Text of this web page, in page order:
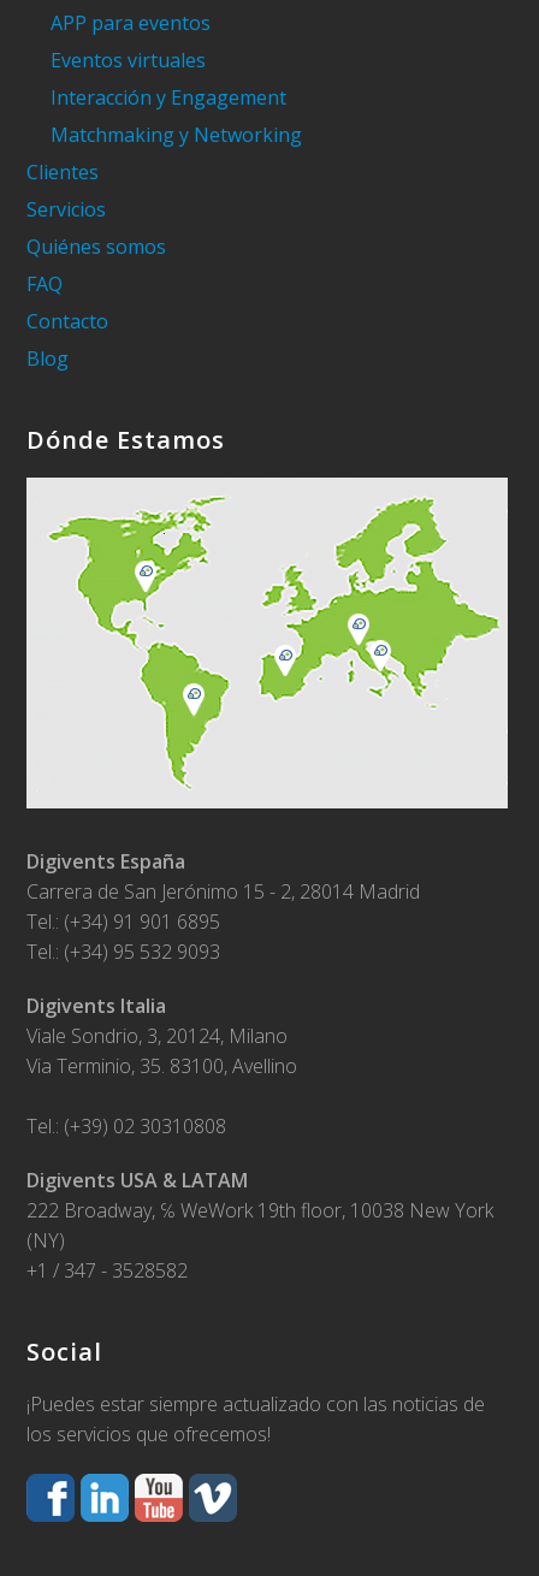
APP para eventos
Eventos virtuales
Interacción y Engagement
Matchmaking y Networking
Clientes
Servicios
Quiénes somos
FAQ
Contacto
Blog
Dónde Estamos
Digivents España
Carrera de San Jerónimo 15 - 2, 28014 Madrid
Tel.: (+34) 91 901 6895
Tel.: (+34) 95 532 9093
Digivents Italia
Viale Sondrio, 3, 20124, Milano
Via Terminio, 35. 83100, Avellino
Tel.: (+39) 02 30310808
Digivents USA & LATAM
222 Broadway, ℅ WeWork 19th floor, 10038 New York
(NY)
+1 / 347 - 3528582
Social
¡Puedes estar siempre actualizado con las noticias de
los servicios que ofrecemos!